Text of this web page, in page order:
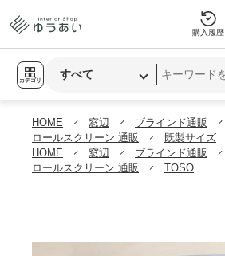
カテゴリ
購入履歴
HOME 窓辺
ブラインド通販
ロールスクリーン 通販
既製サイズ
HOME
窓辺
ブラインド通販
ロールスクリーン 通販
TOSO